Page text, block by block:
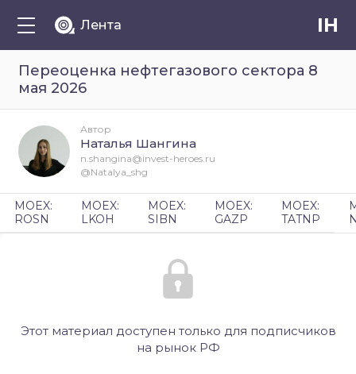
Лента IH
Переоценка нефтегазового сектора 8
мая 2026
Этот материал доступен только для подписчиков
на рынок РФ
Автор
Наталья Шангина
n.shangina@invest-heroes.ru
@Natalya_shg
MOEX:
ROSN
MOEX:
LKOH
MOEX:
SIBN
MOEX:
GAZP
MOEX:
TATNP